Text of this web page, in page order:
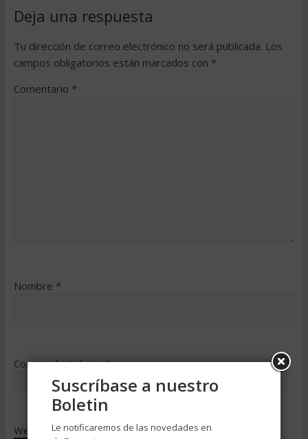
Deja una respuesta
Tu dirección de correo electrónico no será publicada. Los
campos obligatorios están marcados con *
Comentario *
Nombre *
Correo electrónico*
Web
Suscríbase a nuestro
Boletin
Le notificaremos de las novedades en